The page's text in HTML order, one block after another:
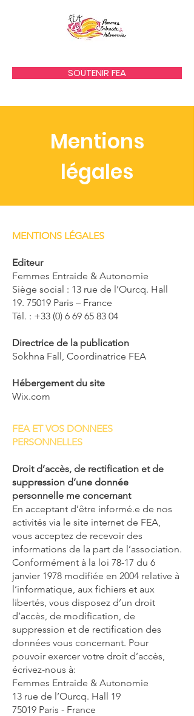
SOUTENIR FEA
Mentions
légales
MENTIONS LÉGALES
Editeur
Femmes Entraide & Autonomie
Siège social : 13 rue de l’Ourcq. Hall
19. 75019 Paris – France
Tél. : +33 (0) 6 69 65 83 04
Directrice de la publication
Sokhna Fall, Coordinatrice FEA
Hébergement du site
Wix.com
FEA ET VOS DONNEES
PERSONNELLES
Droit d’accès, de rectification et de
suppression d’une donnée
personnelle me concernant
En acceptant d’être informé.e de nos
activités via le site internet de FEA,
vous acceptez de recevoir des
informations de la part de l’association.
Conformément à la loi 78-17 du 6
janvier 1978 modifiée en 2004 relative à
l’informatique, aux fichiers et aux
libertés, vous disposez d’un droit
d’accès, de modification, de
suppression et de rectification des
données vous concernant. Pour
pouvoir exercer votre droit d’accès,
écrivez-nous à:
Femmes Entraide & Autonomie
13 rue de l’Ourcq. Hall 19
75019 Paris - France